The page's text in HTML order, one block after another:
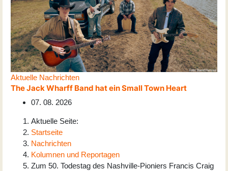
Aktuelle Nachrichten
The Jack Wharff Band hat ein Small Town Heart
07. 08. 2026
Aktuelle Seite:
Startseite
Nachrichten
Kolumnen und Reportagen
Zum 50. Todestag des Nashville-Pioniers Francis Craig